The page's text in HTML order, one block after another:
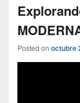
Posted on octubre